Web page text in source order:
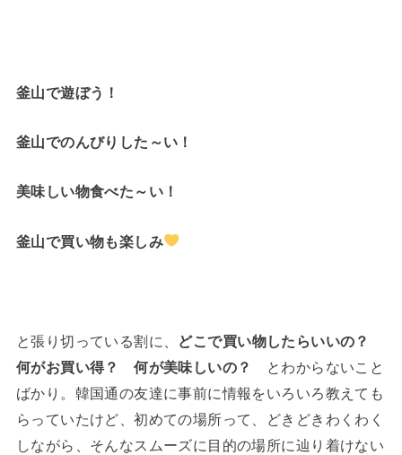
釜山で遊ぼう！
釜山でのんびりした～い！
美味しい物食べた～い！
釜山で買い物も楽しみ
と張り切っている割に、 どこで買い物したらいいの？
何がお買い得？ 何が美味しいの？
とわからないこと
ばかり。韓国通の友達に事前に情報をいろいろ教えても
らっていたけど、初めての場所って、どきどきわくわく
しながら、そんなスムーズに目的の場所に辿り着けない